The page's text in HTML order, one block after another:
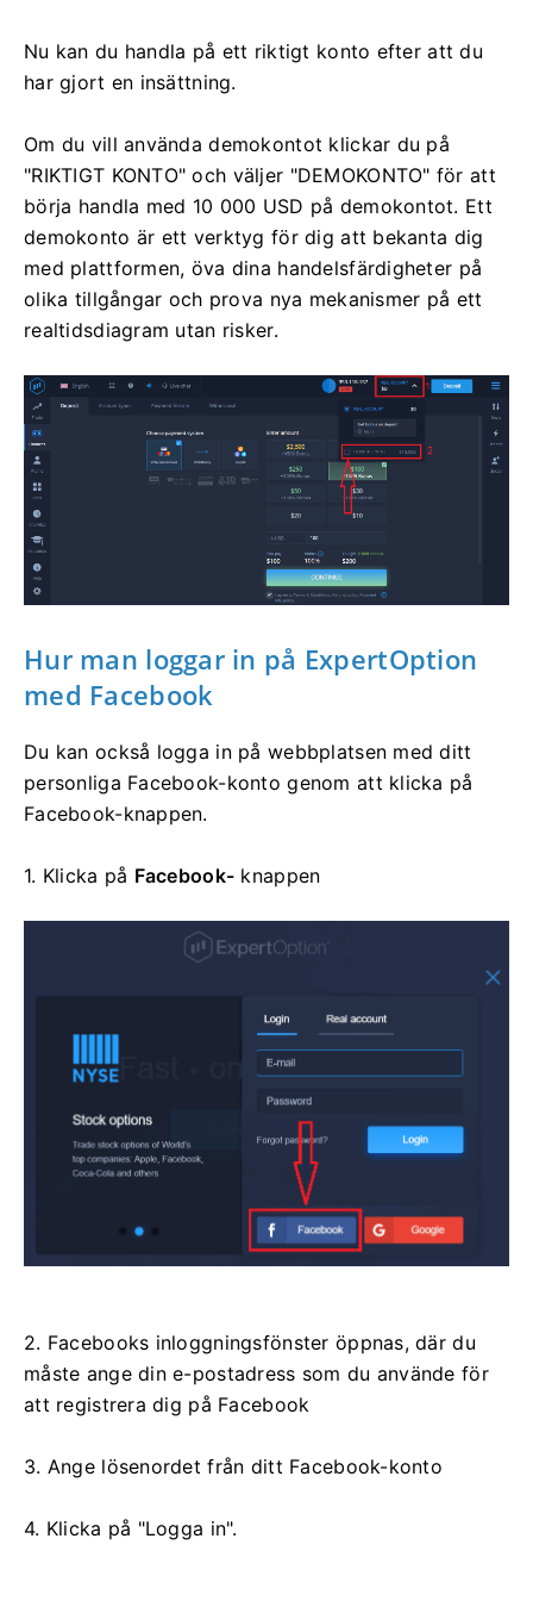
Nu kan du handla på ett riktigt konto efter att du
har gjort en insättning.
Om du vill använda demokontot klickar du på
"RIKTIGT KONTO" och väljer "DEMOKONTO" för att
börja handla med 10 000 USD på demokontot. Ett
demokonto är ett verktyg för dig att bekanta dig
med plattformen, öva dina handelsfärdigheter på
olika tillgångar och prova nya mekanismer på ett
realtidsdiagram utan risker.
Hur man loggar in på ExpertOption
med Facebook
Du kan också logga in på webbplatsen med ditt
personliga Facebook-konto genom att klicka på
Facebook-knappen.
1. Klicka på Facebook- knappen
2. Facebooks inloggningsfönster öppnas, där du
måste ange din e-postadress som du använde för
att registrera dig på Facebook
3. Ange lösenordet från ditt Facebook-konto
4. Klicka på "Logga in".